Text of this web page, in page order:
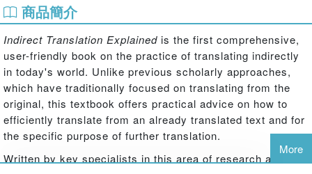
商品簡介
Indirect Translation Explained is the first comprehensive,
user-friendly book on the practice of translating indirectly
in today's world. Unlike previous scholarly approaches,
which have traditionally focused on translating from the
original, this textbook offers practical advice on how to
efficiently translate from an already translated text and for
the specific purpose of further translation.
Written by key specialists in this area of research and
More